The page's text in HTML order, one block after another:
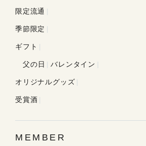
限定流通
季節限定
ギフト
父の日 バレンタイン
オリジナルグッズ
受賞酒
MEMBER